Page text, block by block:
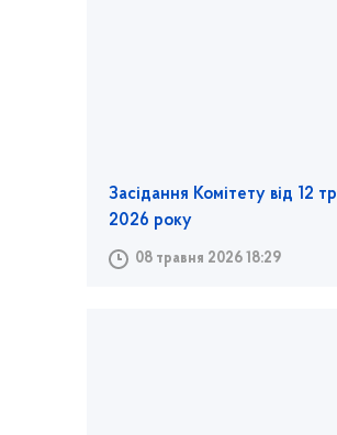
Засідання Комітету від 12
2026 року
08 травня 2026 18:29